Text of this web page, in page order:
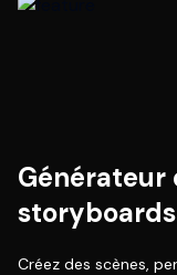
Générateur
Créez des scènes,